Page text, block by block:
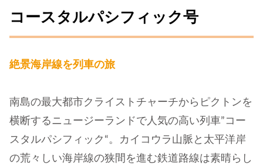
コースタルパシフィック号
絶景海岸線を列車の旅
南島の最大都市クライストチャーチからピクトンを
横断するニュージーランドで人気の高い列車”コー
スタルパシフィック“。カイコウラ山脈と太平洋岸
の荒々しい海岸線の狭間を進む鉄道路線は素晴らし